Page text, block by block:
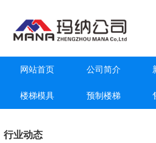
网站首页 公司简介
楼梯模具 预制楼梯
行业动态